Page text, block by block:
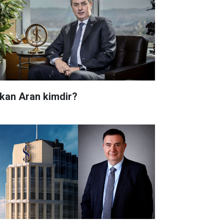
Aran kimdir?